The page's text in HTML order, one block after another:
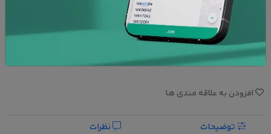
پشتیبانی 24 ساعته
امنیت پرداخت
افزودن به علاقه مندی ها